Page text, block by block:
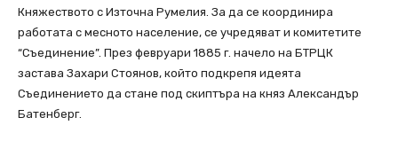
Княжеството с Източна Румелия. За да се координира
работата с месното население, се учредяват и комитетите
“Съединение”. През февруари 1885 г. начело на БТРЦК
застава Захари Стоянов, който подкрепя идеята
Съединението да стане под скиптъра на княз Александър
Батенберг.